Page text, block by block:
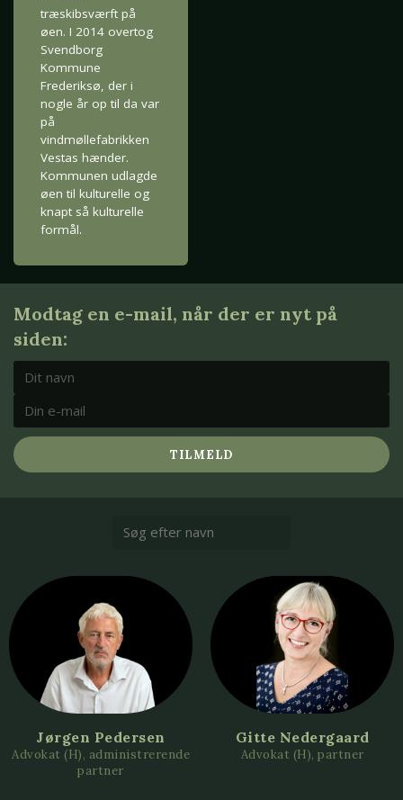
træskibsværft på
øen. I 2014 overtog
Svendborg
Kommune
Frederiksø, der i
nogle år op til da var
på
vindmøllefabrikken
Vestas hænder.
Kommunen udlagde
øen til kulturelle og
knapt så kulturelle
formål.
Modtag en e-mail, når der er nyt på
siden:
TILMELD
Jørgen Pedersen
Advokat (H), administrerende
partner
Gitte Nedergaard
Advokat (H), partner